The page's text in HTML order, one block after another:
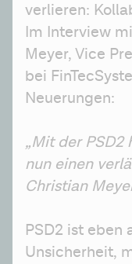
verlieren:
Im Interview
Meyer, Vice
bei
Neuerungen:
„Mit der PSD2
nun einen
Christian
PSD2 ist eben
Unsicherheit,